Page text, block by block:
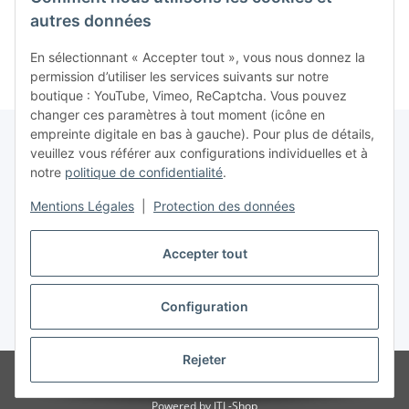
Accepter tout
Configuration
Rejeter
autres données
En sélectionnant « Accepter tout », vous nous donnez la
permission d’utiliser les services suivants sur notre
boutique : YouTube, Vimeo, ReCaptcha. Vous pouvez
changer ces paramètres à tout moment (icône en
empreinte digitale en bas à gauche). Pour plus de détails,
veuillez vous référer aux configurations individuelles et à
notre politique de confidentialité.
Mentions Légales Protection des données
Contrat de rétractation
* Tous les prix incluent la TVA conformément à la section §25a du German
Value Added Tax Act (UStG), horsfrais de port
Powered by JTL-Shop